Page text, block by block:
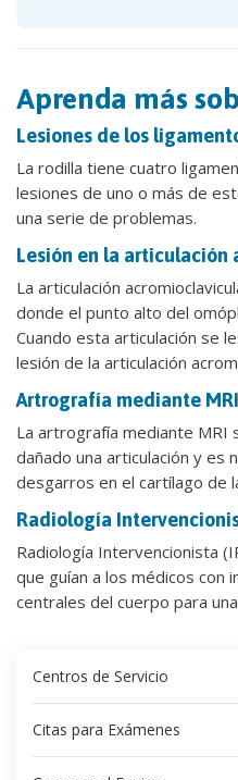
Aprenda más
Lesiones de los
La rodilla tiene cuatro
lesiones de uno o más de
una serie de problemas.
Lesión en la articulación
La articulación
donde el punto alto del
Cuando esta articulación se
lesión de la articulación
Artrografía mediante MRI
La artrografía mediante MRI
dañado una articulación y es
desgarros en el cartílago de
Radiología
Radiología Intervencionista
que guían a los médicos con
centrales del cuerpo para
Centros de Servicio
Citas para Exámenes